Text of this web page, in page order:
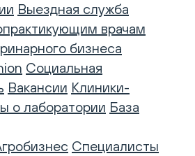
Выездная служба
врачам
бизнеса
Социальная
Вакансии Клиники-
о лаборатории База
Специалисты